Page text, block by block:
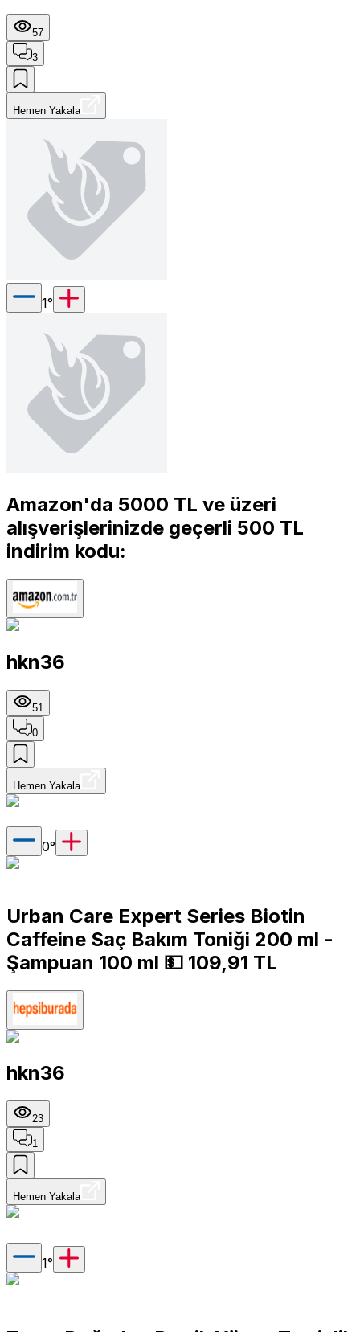
57
3
Hemen Yakala
1°
Amazon'da 5000 TL ve üzeri
alışverişlerinizde geçerli 500 TL
indirim kodu:
hkn36
51
0
Hemen Yakala
0°
Urban Care Expert Series Biotin
Caffeine Saç Bakım Toniği 200 ml -
Şampuan 100 ml 💵 109,91 TL
hkn36
23
1
Hemen Yakala
1°